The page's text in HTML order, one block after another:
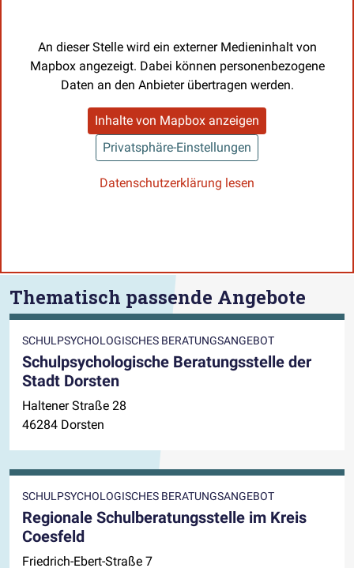
An dieser Stelle wird ein externer Medieninhalt von
Mapbox angezeigt. Dabei können personenbezogene
Daten an den Anbieter übertragen werden.
Inhalte von Mapbox anzeigen
Privatsphäre-Einstellungen
Datenschutzerklärung lesen
Thematisch passende Angebote
SCHULPSYCHOLOGISCHES BERATUNGSANGEBOT
Schulpsychologische Beratungsstelle der
Stadt Dorsten
Haltener Straße 28
46284 Dorsten
SCHULPSYCHOLOGISCHES BERATUNGSANGEBOT
Regionale Schulberatungsstelle im Kreis
Coesfeld
Friedrich-Ebert-Straße 7